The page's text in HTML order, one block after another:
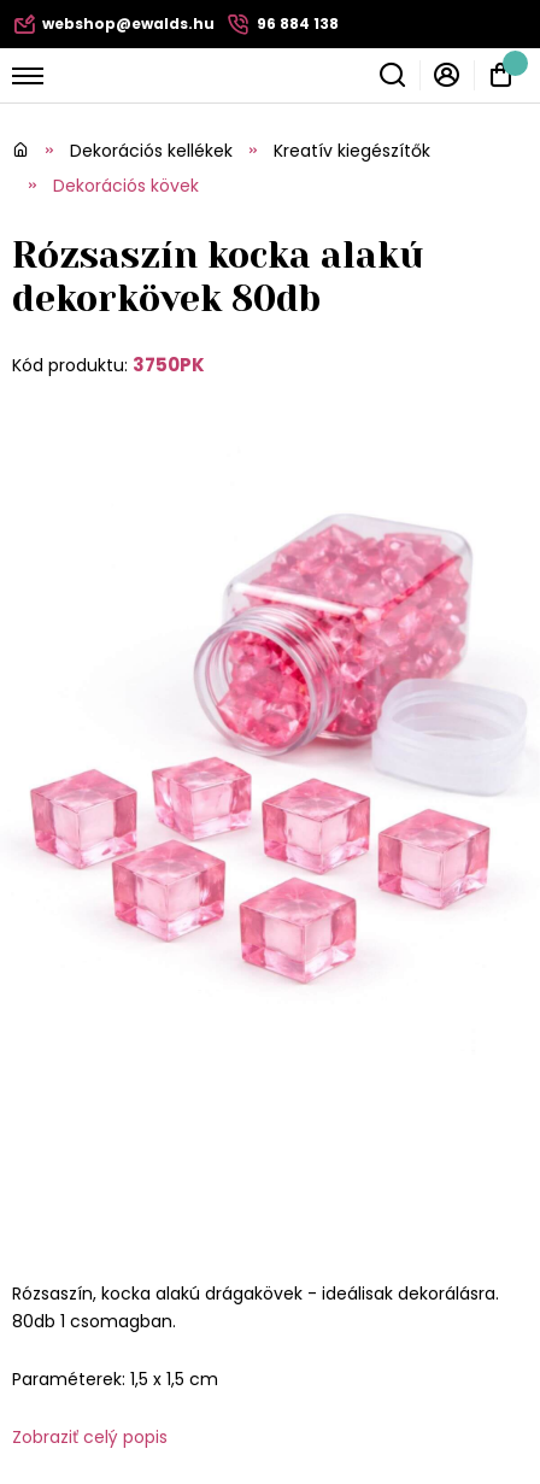
webshop@ewalds.hu 96 884 138
Dekorációs kellékek
Kreatív kiegészítők
Dekorációs kövek
Rózsaszín kocka alakú
dekorkövek 80db
Kód produktu: 3750PK
Rózsaszín, kocka alakú drágakövek - ideálisak dekorálásra.
80db 1 csomagban.
Paraméterek: 1,5 x 1,5 cm
Zobraziť celý popis